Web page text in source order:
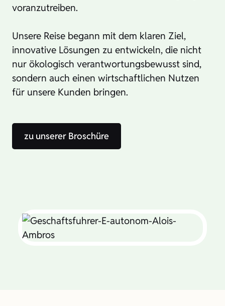
voranzutreiben.
Unsere Reise begann mit dem klaren Ziel,
innovative Lösungen zu entwickeln, die nicht
nur ökologisch verantwortungsbewusst sind,
sondern auch einen wirtschaftlichen Nutzen
für unsere Kunden bringen.
zu unserer Broschüre